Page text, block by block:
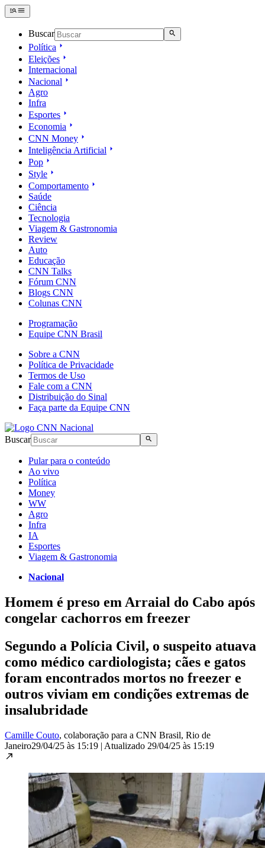
Buscar
Política
Eleições
Internacional
Nacional
Agro
Infra
Esportes
Economia
CNN Money
Inteligência Artificial
Pop
Style
Comportamento
Saúde
Ciência
Tecnologia
Viagem & Gastronomia
Review
Auto
Educação
CNN Talks
Fórum CNN
Blogs CNN
Colunas CNN
Programação
Equipe CNN Brasil
Sobre a CNN
Política de Privacidade
Termos de Uso
Fale com a CNN
Distribuição do Sinal
Faça parte da Equipe CNN
Buscar
Pular para o conteúdo
Ao vivo
Política
Money
WW
Agro
Infra
IA
Esportes
Viagem & Gastronomia
Nacional
Homem é preso em Arraial do Cabo após
congelar cachorros em freezer
Segundo a Polícia Civil, o suspeito atuava
como médico cardiologista; cães e gatos
foram encontrados mortos no freezer e
outros viviam em condições extremas de
insalubridade
Camille Couto, colaboração para a CNN Brasil, Rio de
Janeiro29/04/25 às 15:19 | Atualizado 29/04/25 às 15:19